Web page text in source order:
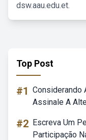
dsw.aau.edu.et.
Top Post
#1 Considerando
Assinale A
#2 Escreva Um
Participação